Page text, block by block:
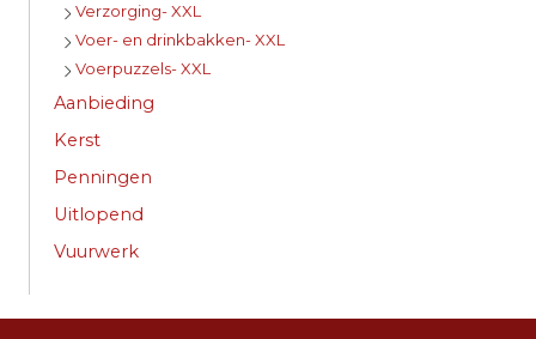
Verzorging- XXL
Voer- en drinkbakken- XXL
Voerpuzzels- XXL
Aanbieding
Kerst
Penningen
Uitlopend
Vuurwerk